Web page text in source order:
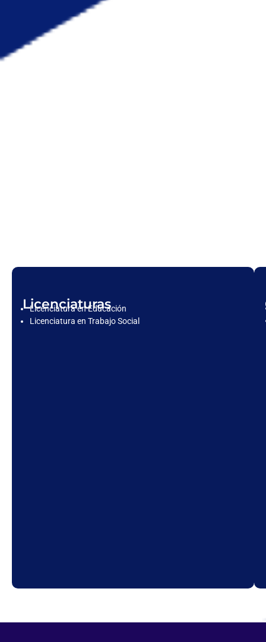
Licenciaturas
Licenciatura en Educación
Licenciatura en Trabajo Social